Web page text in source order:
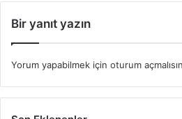
Bir yanıt yazın
Yorum yapabilmek için oturum